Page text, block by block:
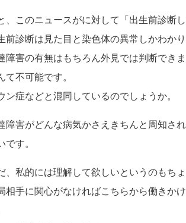
、このニュースがに対して「出生前診断
前診断は見た目と染色体の異常しかわかり
障害の有無はもちろん外見では判断でき
て不可能です。
ン症などと混同しているのでしょうか。
障害がどんな病気かさえきちんと周知さ
です。
、私的には理解して欲しいというのもち
相手に関心がなければこちらから働きか